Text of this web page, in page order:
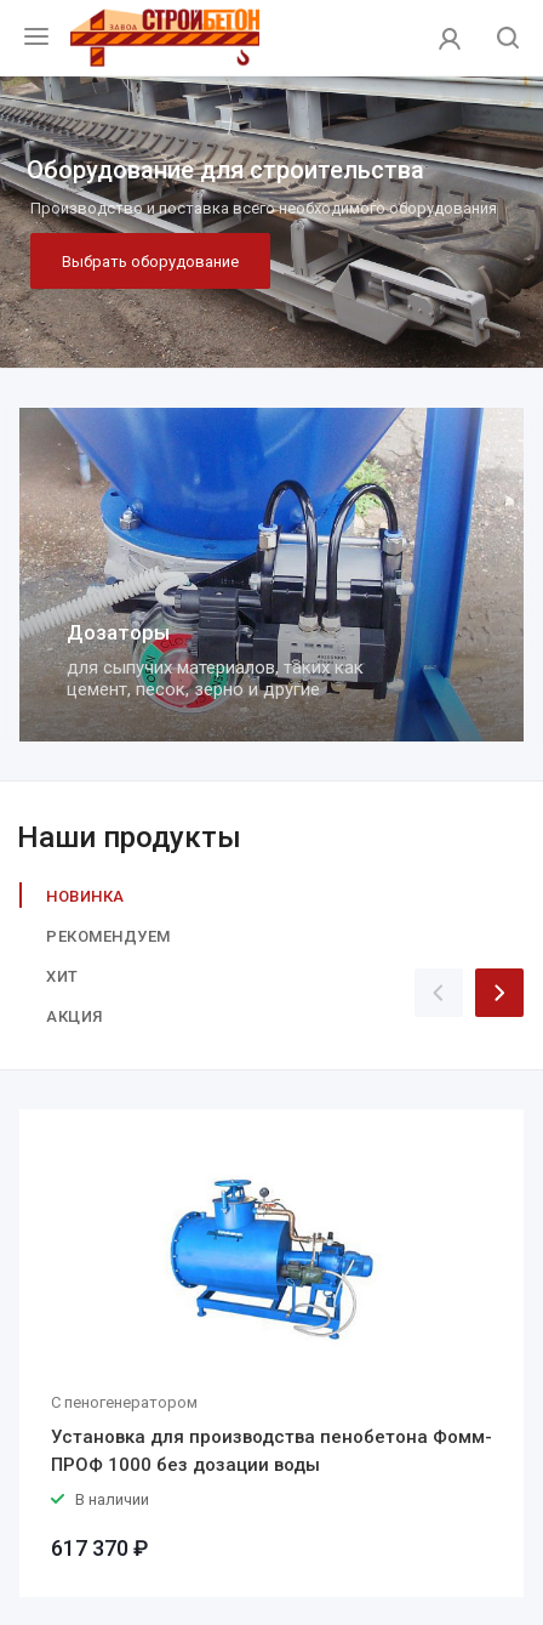
Оборудование для строительства
Производство и поставка всего необходимого оборудования
Выбрать оборудование
Дозаторы
для сыпучих материалов, таких как
цемент, песок, зерно и другие
Наши продукты
НОВИНКА
РЕКОМЕНДУЕМ
ХИТ
АКЦИЯ
С пеногенератором
Установка для производства пенобетона Фомм-
ПРОФ 1000 без дозации воды
В наличии
617 370 ₽